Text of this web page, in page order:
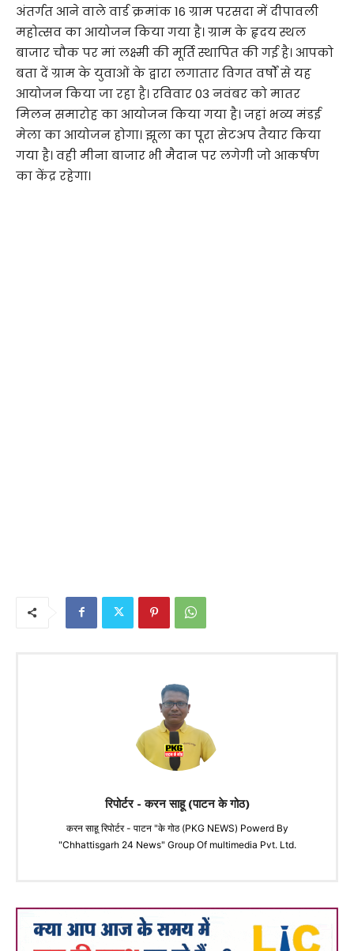
अंतर्गत आने वाले वार्ड क्रमांक 16 ग्राम परसदा में दीपावली
महोत्सव का आयोजन किया गया है। ग्राम के हृदय स्थल
बाजार चौक पर मां लक्ष्मी की मूर्ति स्थापित की गई है। आपको
बता दें ग्राम के युवाओं के द्वारा लगातार विगत वर्षों से यह
आयोजन किया जा रहा है। रविवार 03 नवंबर को मातर
मिलन समारोह का आयोजन किया गया है। जहां भव्य मंडई
मेला का आयोजन होगा। झूला का पूरा सेटअप तैयार किया
गया है। वही मीना बाजार भी मैदान पर लगेगी जो आकर्षण
का केंद्र रहेगा।
रिपोर्टर - करन साहू (पाटन के गोठ)
करन साहू रिपोर्टर - पाटन "के गोठ (PKG NEWS) Powerd By
"Chhattisgarh 24 News" Group Of multimedia Pvt. Ltd.